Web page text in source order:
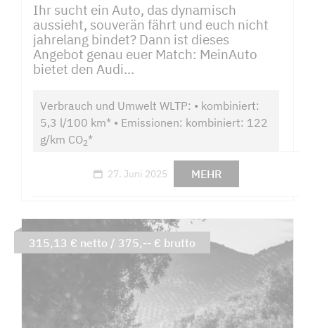
Ihr sucht ein Auto, das dynamisch
aussieht, souverän fährt und euch nicht
jahrelang bindet? Dann ist dieses
Angebot genau euer Match: MeinAuto
bietet den Audi...
Verbrauch und Umwelt WLTP: • kombiniert:
5,3 l/100 km* • Emissionen: kombiniert: 122
g/km CO2*
27. Juni 2025 MEHR
315,13 € netto / 375,-- € brutto